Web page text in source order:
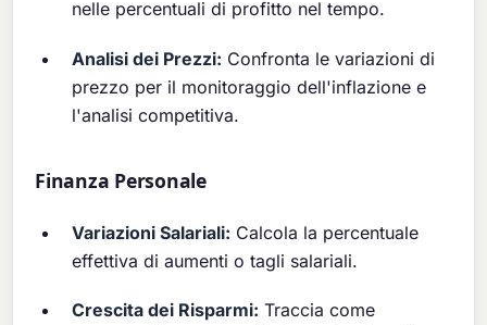
nelle percentuali di profitto nel tempo.
Analisi dei Prezzi: Confronta le variazioni di
prezzo per il monitoraggio dell'inflazione e
l'analisi competitiva.
Finanza Personale
Variazioni Salariali: Calcola la percentuale
effettiva di aumenti o tagli salariali.
Crescita dei Risparmi: Traccia come